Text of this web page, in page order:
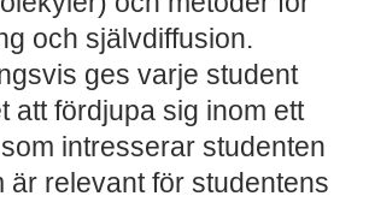
och självdiffusion.
ges varje student
att fördjupa sig inom ett
intresserar studenten
är relevant för studentens